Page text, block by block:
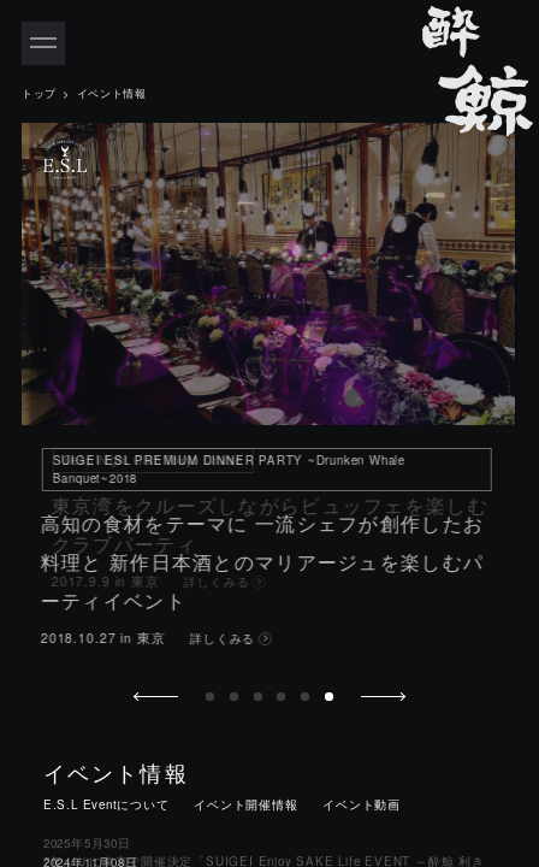
INDEX
トップ イベント情報
Deep Night Club Tokyo Cruise
東京湾をクルーズしながらビュッフェを楽しむ
クラブパーティ
2017.9.9 in 東京 詳しくみる
イベント情報
E.S.L Eventについて イベント開催情報 イベント動画
「酔鯨×あなた 世界を目指さナイト☆彡」 東京都神田にて、初開催決定
2025年5月30日
7年ぶりに東京で開催決定「SUIGEI Enjoy SAKE Life EVENT ～酔鯨 利き
2024年11月08日